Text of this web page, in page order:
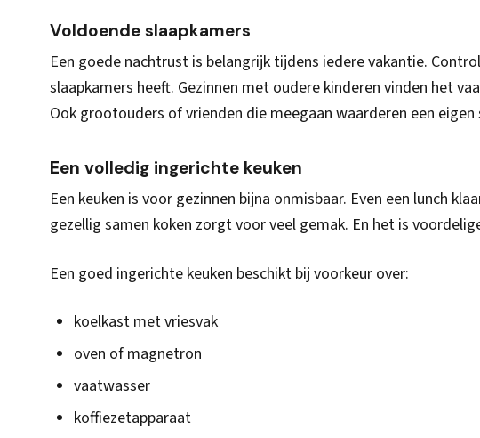
Voldoende slaapkamers
Een goede nachtrust is belangrijk tijdens iedere vakantie.
slaapkamers heeft. Gezinnen met oudere kinderen vinden het
Ook grootouders of vrienden die meegaan waarderen een
Een volledig ingerichte keuken
Een keuken is voor gezinnen bijna onmisbaar. Even een lunch
gezellig samen koken zorgt voor veel gemak. En het is
Een goed ingerichte keuken beschikt bij voorkeur over:
koelkast met vriesvak
oven of magnetron
vaatwasser
koffiezetapparaat